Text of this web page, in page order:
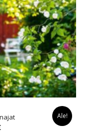
Nykyinen
Ale!